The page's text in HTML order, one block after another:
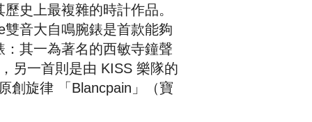
史上最複雜的時計作品。
音大自鳴腕錶是首款能夠
其一為著名的西敏寺鐘聲
另一首則是由 KISS 樂隊的
創旋律 「Blancpain」（寶